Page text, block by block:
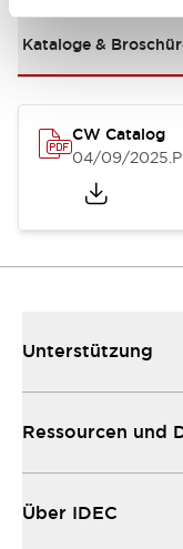
Kataloge &
CW Catalog
04/09/2025
Unterstützung
Ressourcen und
Über IDEC